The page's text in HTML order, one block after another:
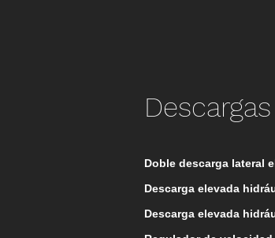
Doble descarga lateral
Descarga elevada
Descarga elevada